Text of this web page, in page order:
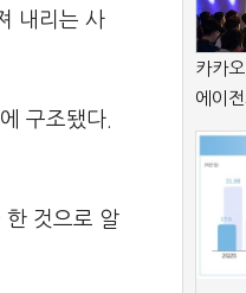
내리는 사
구조됐다.
한 것으로 알
카카
에이